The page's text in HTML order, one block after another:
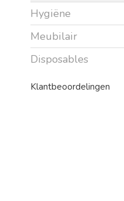
Hygiëne
Meubilair
Disposables
Klantbeoordelingen